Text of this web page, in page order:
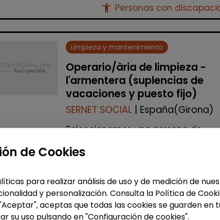
accessibility_new Personas con
Limpieza y mantenimiento
Operario/ària de limpieza -
l'armentera (suplencias de
vacaciones y puesto fijo)
SERNET SOCIAL | España(Girona)
Seleccionamos una persona de
sustituciones de vacaciones en
Empleo (CEE), es impre...
Me interesa
de Cookies
para realizar análisis de uso y de medición de
y personalización. Consulta la Política de
aceptas que todas las cookies se guarden en
su uso pulsando en "Configuración de cookies".